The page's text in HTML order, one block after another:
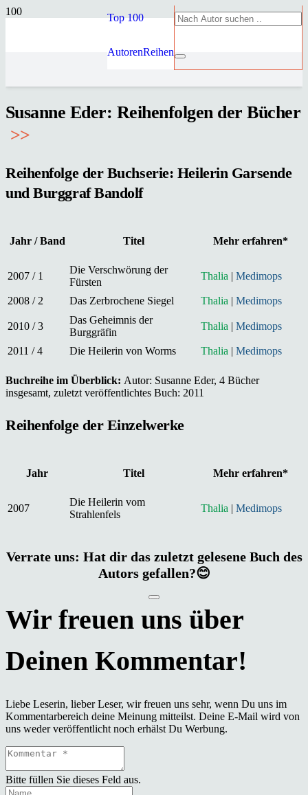
Top 100
AutorenReihen
Susanne Eder: Reihenfolgen der Bücher
>>
Reihenfolge der Buchserie: Heilerin Garsende
und Burggraf Bandolf
Jahr / Band Titel Mehr erfahren*
2007 / 1
Die Verschwörung der
Fürsten
Thalia | Medimops
2008 / 2 Das Zerbrochene Siegel Thalia | Medimops
2010 / 3
Das Geheimnis der
Burggräfin
Thalia | Medimops
2011 / 4 Die Heilerin von Worms Thalia | Medimops
Buchreihe im Überblick: Autor: Susanne Eder, 4 Bücher
insgesamt, zuletzt veröffentlichtes Buch: 2011
Reihenfolge der Einzelwerke
Jahr Titel Mehr erfahren*
2007
Die Heilerin vom
Strahlenfels
Thalia | Medimops
Verrate uns: Hat dir das zuletzt gelesene Buch des
Autors gefallen?😊
Liebe Leserin, lieber Leser, wir freuen uns sehr, wenn Du uns im
Kommentarbereich deine Meinung mitteilst. Deine E-Mail wird von
uns weder veröffentlicht noch erhälst Du Werbung.
Bitte füllen Sie dieses Feld aus.